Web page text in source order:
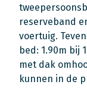
reserveband
voertuig.
bed: 1.90m bij
met dak
kunnen in de